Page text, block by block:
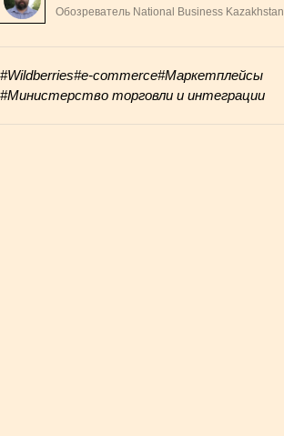
Обозреватель National Business Kazakhstan
#Wildberries#e-commerce#Маркетплейсы
#Министерство торговли и интеграции